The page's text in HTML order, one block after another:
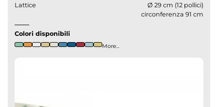
Lattice
Ø 29 cm (12 pollici)
circonferenza 91 cm
Colori disponibili
More...